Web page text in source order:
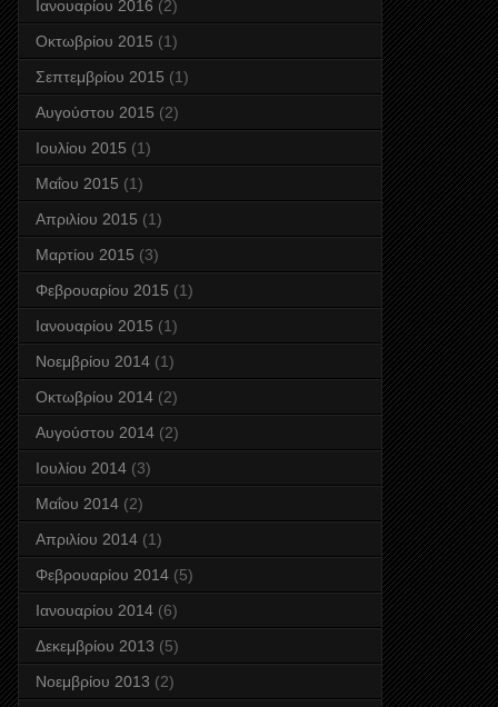
Ιανουαρίου 2016 (2)
Οκτωβρίου 2015 (1)
Σεπτεμβρίου 2015 (1)
Αυγούστου 2015 (2)
Ιουλίου 2015 (1)
Μαΐου 2015 (1)
Απριλίου 2015 (1)
Μαρτίου 2015 (3)
Φεβρουαρίου 2015 (1)
Ιανουαρίου 2015 (1)
Νοεμβρίου 2014 (1)
Οκτωβρίου 2014 (2)
Αυγούστου 2014 (2)
Ιουλίου 2014 (3)
Μαΐου 2014 (2)
Απριλίου 2014 (1)
Φεβρουαρίου 2014 (5)
Ιανουαρίου 2014 (6)
Δεκεμβρίου 2013 (5)
Νοεμβρίου 2013 (2)